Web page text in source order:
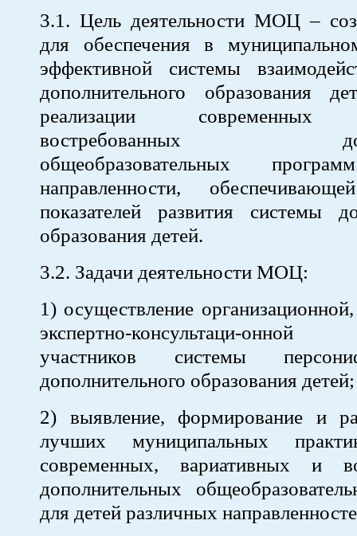
3.1. Цель деятельности МОЦ –
для обеспечения в
эффективной системы
дополнительного образования
реализации современных
востребованных
общеобразовательных
направленности,
показателей развития системы
образования детей.
3.2. Задачи деятельности МОЦ:
1) осуществление
экспертно-консультаци-
участников системы
дополнительного образования детей;
2) выявление, формирование и
лучших муниципальных
современных, вариативных и
дополнительных
для детей различных